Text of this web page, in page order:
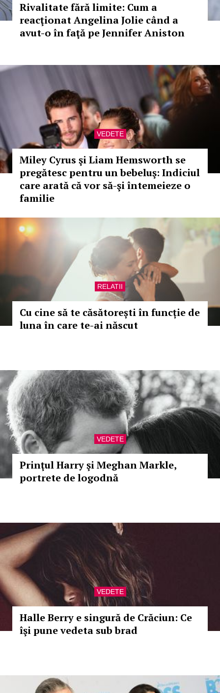
Rivalitate fără limite: Cum a
reacţionat Angelina Jolie când a
avut-o în faţă pe Jennifer Aniston
VEDETE
Miley Cyrus şi Liam Hemsworth se
pregătesc pentru un bebeluş: Indiciul
care arată că vor să-şi întemeieze o
familie
RELATII
Cu cine să te căsătorești în funcție de
luna în care te-ai născut
VEDETE
Prinţul Harry şi Meghan Markle,
portrete de logodnă
VEDETE
Halle Berry e singură de Crăciun: Ce
îşi pune vedeta sub brad